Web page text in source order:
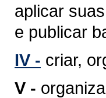
aplicar
e publicar
IV - criar,
V -